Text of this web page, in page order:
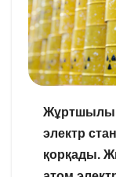
электр
қорқады.